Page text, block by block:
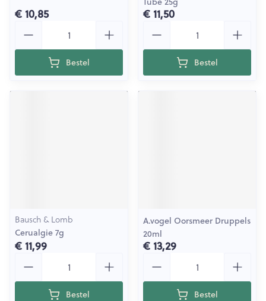
€ 10,85
Bestel
€ 11,50
Bestel
Bausch & Lomb
Cerualgie 7g
€ 11,99
Bestel
A.vogel Oorsmeer Druppels
20ml
€ 13,29
Bestel